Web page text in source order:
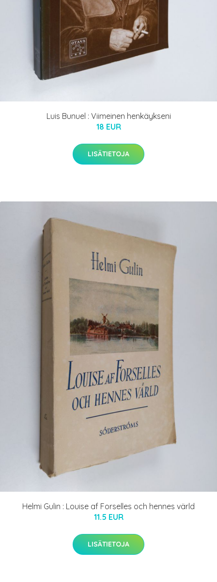
Luis Bunuel : Viimeinen henkäykseni
18 EUR
LISÄTIETOJA
Helmi Gulin : Louise af Forselles och hennes värld
11.5 EUR
LISÄTIETOJA